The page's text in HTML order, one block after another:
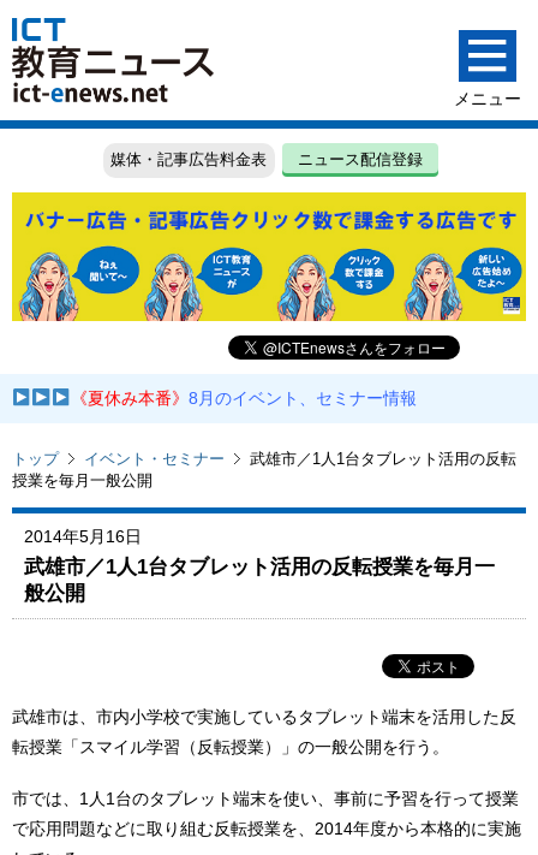
媒体・記事広告料金表 ニュース配信登録
《夏休み本番》8月のイベント、セミナー情報
トップ イベント・セミナー
武雄市／1人1台タブレット活用の反転
授業を毎月一般公開
2014年5月16日
武雄市／1人1台タブレット活用の反転授業を毎月一
般公開
武雄市は、市内小学校で実施しているタブレット端末を活用した反
転授業「スマイル学習（反転授業）」の一般公開を行う。
市では、1人1台のタブレット端末を使い、事前に予習を行って授業
で応用問題などに取り組む反転授業を、2014年度から本格的に実施